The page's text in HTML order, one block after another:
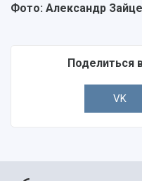
Фото: Александр
Поделиться
VK